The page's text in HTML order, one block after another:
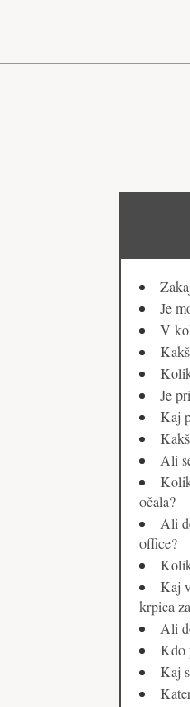
Je
V
Je
Kaj
Ali
očala?
Ali
office?
Kaj
krpica
Ali
Kdo
Kaj